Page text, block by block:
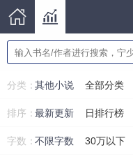
分类： 全部分类
其他小说
排序： 日排行榜
最新更新
字数：不限字数 30万以下